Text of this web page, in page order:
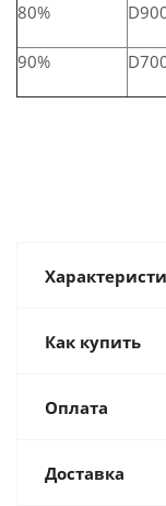
80%
90%
Как купить
Оплата
Доставка